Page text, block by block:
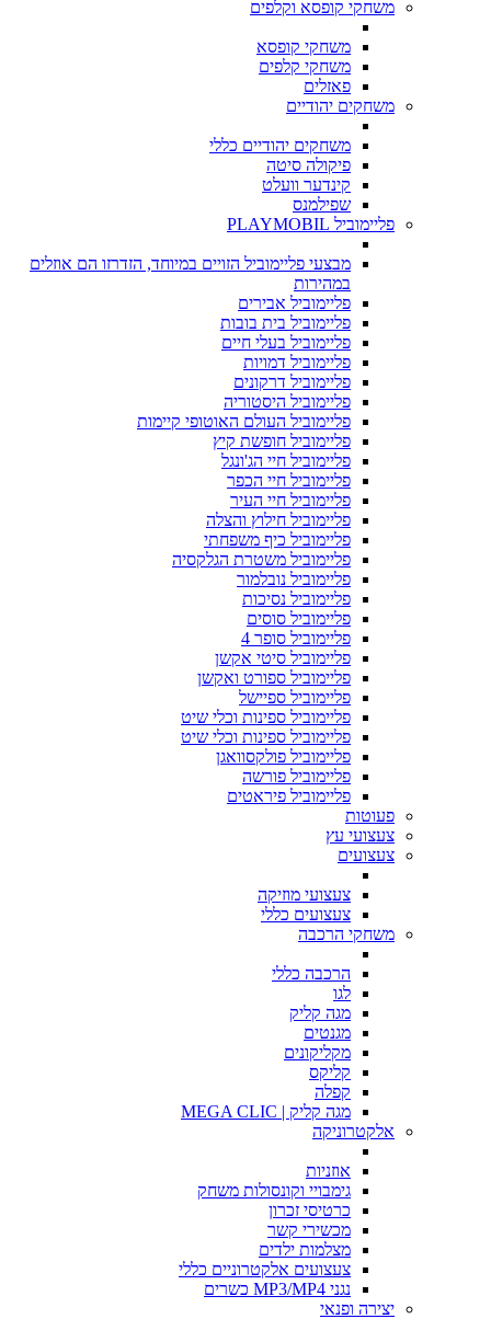
משחקי קופסא וקלפים
משחקי קופסא
משחקי קלפים
פאזלים
משחקים יהודיים
משחקים יהודיים כללי
פיקולה סיטה
קינדער וועלט
שפילמנס
פליימוביל PLAYMOBIL
מבצעי פליימוביל הזויים במיוחד, הזדרזו הם אוזלים
במהירות
פליימוביל אבירים
פליימוביל בית בובות
פליימוביל בעלי חיים
פליימוביל דמויות
פליימוביל דרקונים
פליימוביל היסטוריה
פליימוביל העולם האוטופי קיימות
פליימוביל חופשת קיץ
פליימוביל חיי הג'ונגל
פליימוביל חיי הכפר
פליימוביל חיי העיר
פליימוביל חילוץ והצלה
פליימוביל כיף משפחתי
פליימוביל משטרת הגלקסיה
פליימוביל נובלמור
פליימוביל נסיכות
פליימוביל סוסים
פליימוביל סופר 4
פליימוביל סיטי אקשן
פליימוביל ספורט ואקשן
פליימוביל ספיישל
פליימוביל ספינות וכלי שיט
פליימוביל ספינות וכלי שיט
פליימוביל פולקסוואגן
פליימוביל פורשה
פליימוביל פיראטים
פעוטות
צעצועי עץ
צעצועים
צעצועי מוזיקה
צעצועים כללי
משחקי הרכבה
הרכבה כללי
לגו
מגה קליק
מגנטים
מקליקונים
קליקס
קפלה
מגה קליק | MEGA CLIC
אלקטרוניקה
אוזניות
גימבויי וקונסולות משחק
כרטיסי זכרון
מכשירי קשר
מצלמות ילדים
צעצועים אלקטרוניים כללי
נגני MP3/MP4 כשרים
יצירה ופנאי